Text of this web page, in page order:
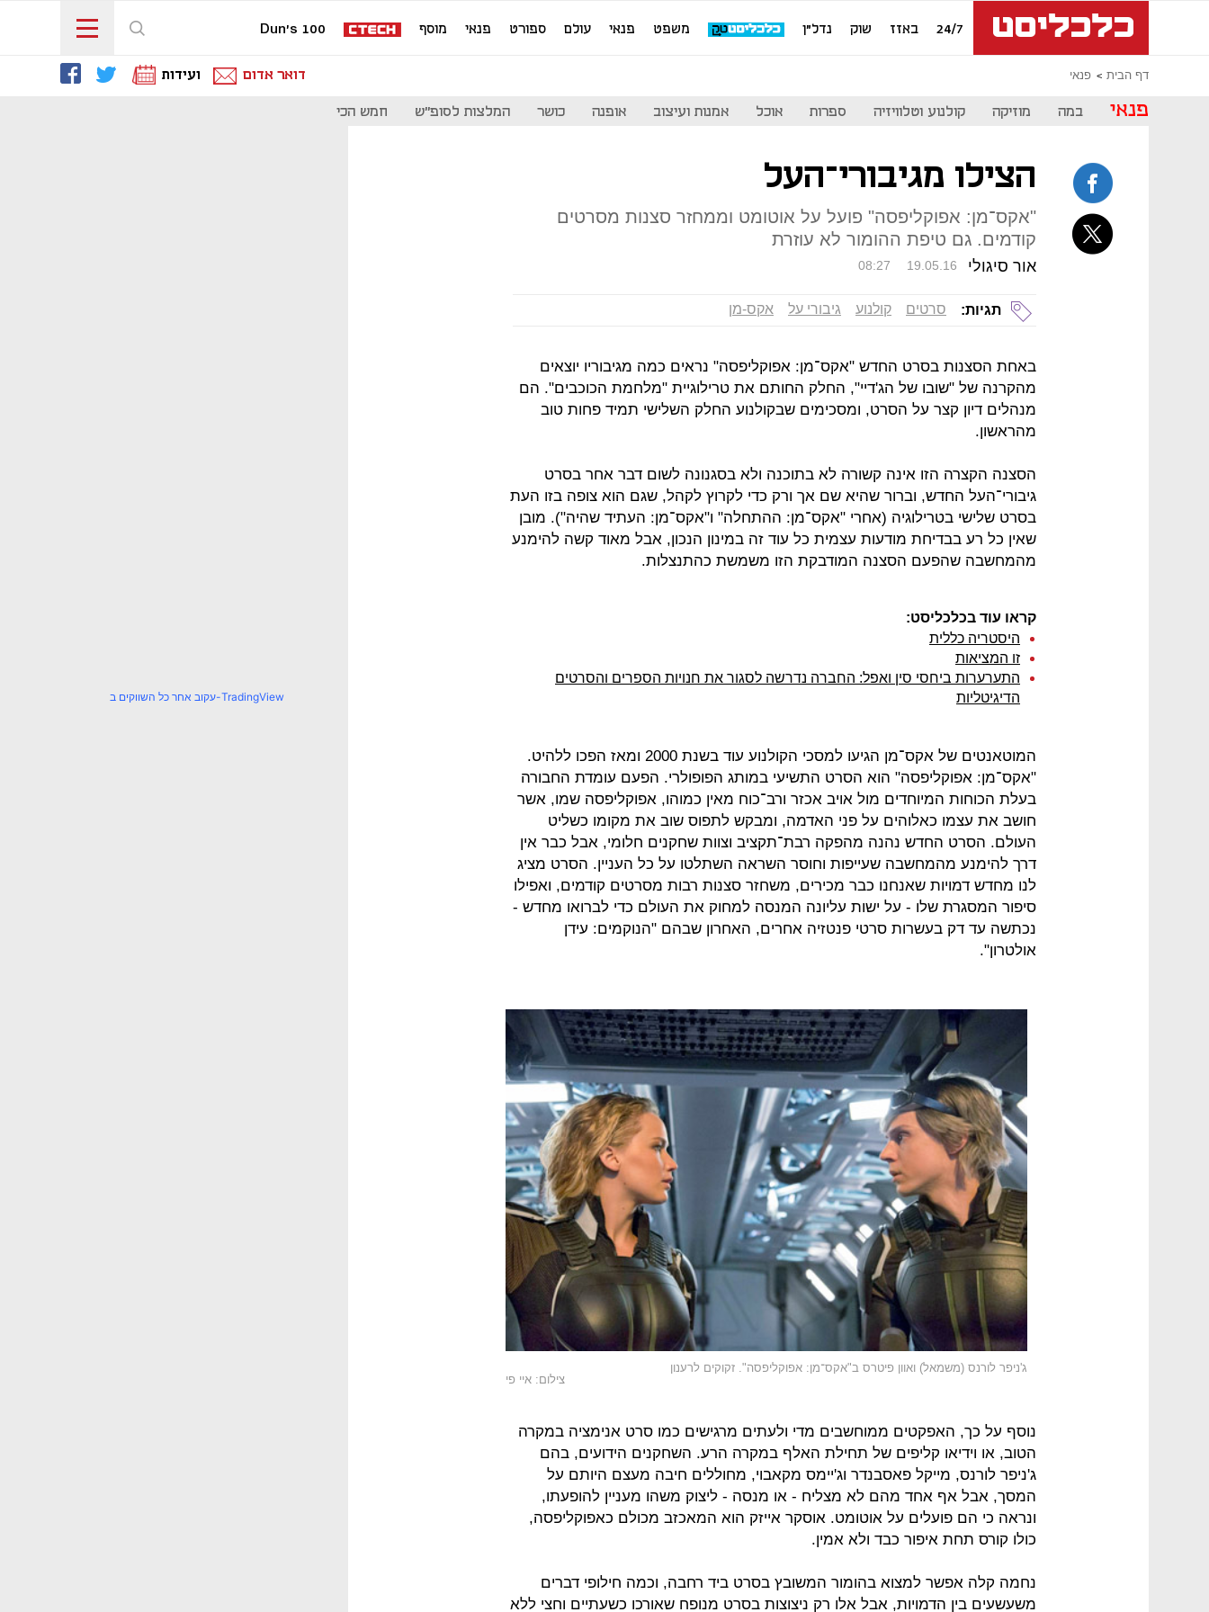
24/7 באזז שוק נדל"ן משפט פנאי עולם ספורט פנאי מוסף Dun's 100
דף הבית פנאי דואר אדום ועידות
פנאי במה מוזיקה קולנוע וטלוויזיה ספרות אוכל אמנות ועיצוב אופנה כושר המלצות לסופ"ש חמש הכי
הצילו מגיבורי־העל
"אקס־מן: אפוקליפסה" פועל על אוטומט וממחזר סצנות מסרטים
קודמים. גם טיפת ההומור לא עוזרת
אור סיגולי 08:27 19.05.16
תגיות: סרטים קולנוע גיבורי על אקס-מן
באחת הסצנות בסרט החדש "אקס־מן: אפוקליפסה" נראים כמה מגיבוריו יוצאים
מהקרנה של "שובו של הג'דיי", החלק החותם את טרילוגיית "מלחמת הכוכבים". הם
מנהלים דיון קצר על הסרט, ומסכימים שבקולנוע החלק השלישי תמיד פחות טוב
מהראשון.
הסצנה הקצרה הזו אינה קשורה לא בתוכנה ולא בסגנונה לשום דבר אחר בסרט
גיבורי־העל החדש, וברור שהיא שם אך ורק כדי לקרוץ לקהל, שגם הוא צופה בזו העת
בסרט שלישי בטרילוגיה (אחרי "אקס־מן: ההתחלה" ו"אקס־מן: העתיד שהיה"). מובן
שאין כל רע בבדיחת מודעות עצמית כל עוד זה במינון הנכון, אבל מאוד קשה להימנע
מהמחשבה שהפעם הסצנה המודבקת הזו משמשת כהתנצלות.
קראו עוד בכלכליסט:
היסטריה כללית
זו המציאות
התערערות ביחסי סין ואפל: החברה נדרשה לסגור את חנויות הספרים והסרטים
הדיגיטליות
המוטאנטים של אקס־מן הגיעו למסכי הקולנוע עוד בשנת 2000 ומאז הפכו ללהיט.
"אקס־מן: אפוקליפסה" הוא הסרט התשיעי במותג הפופולרי. הפעם עומדת החבורה
בעלת הכוחות המיוחדים מול אויב אכזר ורב־כוח מאין כמוהו, אפוקליפסה שמו, אשר
חושב את עצמו כאלוהים על פני האדמה, ומבקש לתפוס שוב את מקומו כשליט
העולם. הסרט החדש נהנה מהפקה רבת־תקציב וצוות שחקנים חלומי, אבל כבר אין
דרך להימנע מהמחשבה שעייפות וחוסר השראה השתלטו על כל העניין. הסרט מציג
לנו מחדש דמויות שאנחנו כבר מכירים, משחזר סצנות רבות מסרטים קודמים, ואפילו
סיפור המסגרת שלו - על ישות עליונה המנסה למחוק את העולם כדי לברואו מחדש -
נכתשה עד דק בעשרות סרטי פנטזיה אחרים, האחרון שבהם "הנוקמים: עידן
אולטרון".
ג'ניפר לורנס (משמאל) ואוון פיטרס ב"אקס־מן: אפוקליפסה". זקוקים לרענון
צילום: איי פי
נוסף על כך, האפקטים ממוחשבים מדי ולעתים מרגישים כמו סרט אנימציה במקרה
הטוב, או וידיאו קליפים של תחילת האלף במקרה הרע. השחקנים הידועים, בהם
ג'ניפר לורנס, מייקל פאסבנדר וג'יימס מקאבוי, מחוללים חיבה מעצם היותם על
המסך, אבל אף אחד מהם לא מצליח - או מנסה - ליצוק משהו מעניין להופעתו,
ונראה כי הם פועלים על אוטומט. אוסקר אייזק הוא המאכזב מכולם כאפוקליפסה,
כולו קורס תחת איפור כבד ולא אמין.
נחמה קלה אפשר למצוא בהומור המשובץ בסרט ביד רחבה, וכמה חילופי דברים
משעשעים בין הדמויות, אבל אלו רק ניצוצות בסרט מנופח שאורכו כשעתיים וחצי ללא
עקוב אחר כל השווקים ב-TradingView